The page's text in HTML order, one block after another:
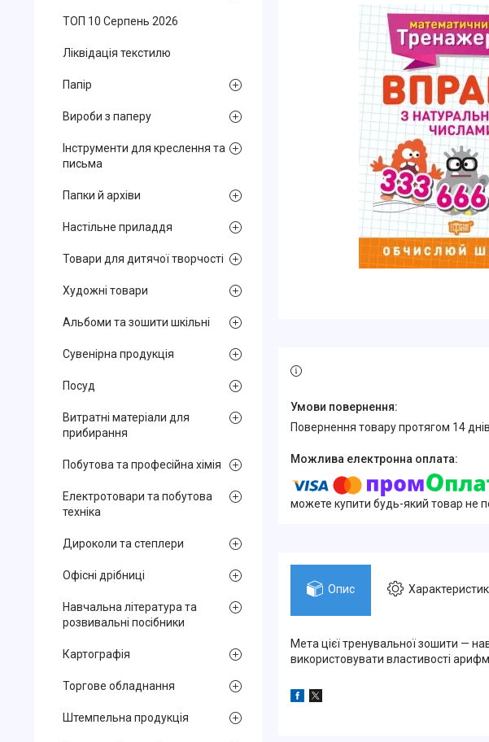
повернення товару протягом 14 днів
можете купити будь-який товар не
Опис
Мета цієї тренувальної зошити —
використовувати властивості
ТОП 10 Серпень 2026
Ліквідація текстилю
Папір
Вироби з паперу
Інструменти для креслення та
письма
Папки й архіви
Настільне приладдя
Товари для дитячої творчості
Художні товари
Альбоми та зошити шкільні
Сувенірна продукція
Посуд
Витратні матеріали для
прибирання
Побутова та професійна хімія
Електротовари та побутова
техніка
Дироколи та степлери
Офісні дрібниці
Навчальна література та
розвивальні посібники
Картографія
Торгове обладнання
Штемпельна продукція